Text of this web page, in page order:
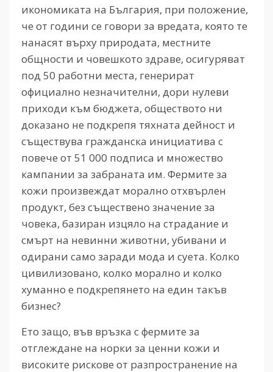
икономиката на България, при положение,
че от години се говори за вредата, която те
нанасят върху природата, местните
общности и човешкото здраве, осигуряват
под 50 работни места, генерират
официално незначителни, дори нулеви
приходи към бюджета, обществото ни
доказано не подкрепя тяхната дейност и
съществува гражданска инициатива с
повече от 51 000 подписа и множество
кампании за забраната им. Фермите за
кожи произвеждат морално отхвърлен
продукт, без съществено значение за
човека, базиран изцяло на страдание и
смърт на невинни животни, убивани и
одирани само заради мода и суета. Колко
цивилизовано, колко морално и колко
хуманно е подкрепянето на един такъв
бизнес?
Ето защо, във връзка с фермите за
отглеждане на норки за ценни кожи и
високите рискове от разпространение на